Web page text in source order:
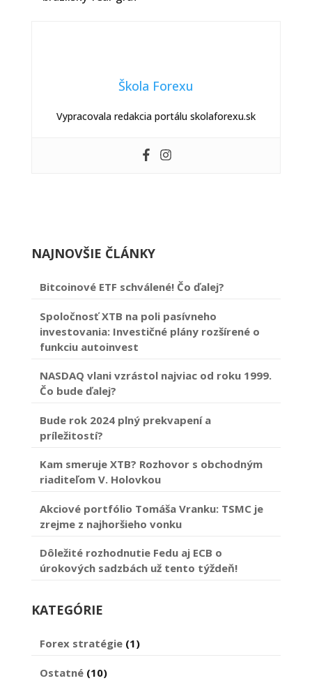
Škola Forexu
Vypracovala redakcia portálu skolaforexu.sk
NAJNOVŠIE ČLÁNKY
Bitcoinové ETF schválené! Čo ďalej?
Spoločnosť XTB na poli pasívneho
investovania: Investičné plány rozšírené o
funkciu autoinvest
NASDAQ vlani vzrástol najviac od roku 1999.
Čo bude ďalej?
Bude rok 2024 plný prekvapení a
príležitostí?
Kam smeruje XTB? Rozhovor s obchodným
riaditeľom V. Holovkou
Akciové portfólio Tomáša Vranku: TSMC je
zrejme z najhoršieho vonku
Dôležité rozhodnutie Fedu aj ECB o
úrokových sadzbách už tento týždeň!
KATEGÓRIE
Forex stratégie(1)
Ostatné(10)